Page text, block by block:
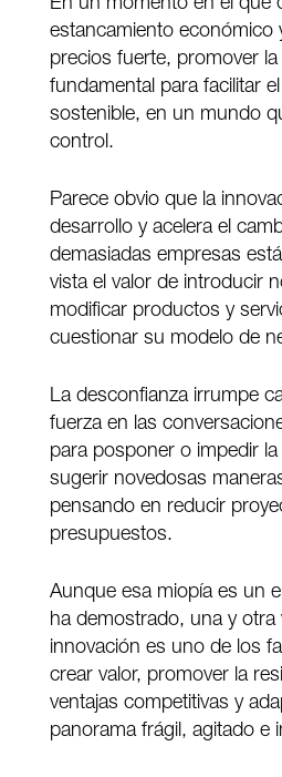
estancamiento económico
precios fuerte, promover
fundamental para facilitar
sostenible, en un mundo
control.
Parece obvio que la
desarrollo y acelera el
demasiadas empresas
vista el valor de introducir
modificar productos y
cuestionar su modelo de
La desconfianza irrumpe
fuerza en las
para posponer o impedir
sugerir novedosas
pensando en reducir
presupuestos.
Aunque esa miopía es un
ha demostrado, una y otra
innovación es uno de los
crear valor, promover la
ventajas competitivas y
panorama frágil, agitado e